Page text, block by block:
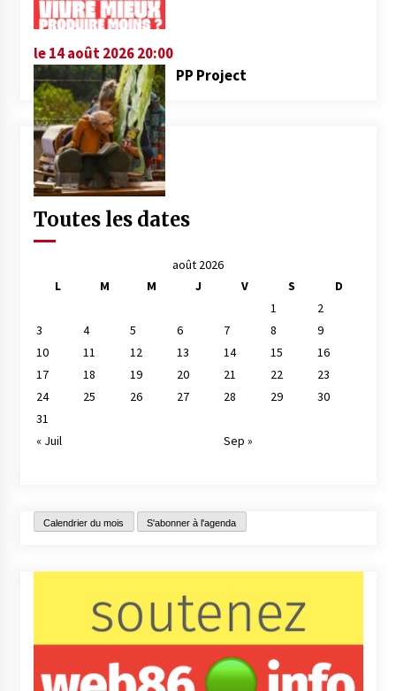
le 14 août 2026 20:00
PP Project
Toutes les dates
août 2026
L
M M J V S
D
1
2
3
4 5 6 7 8
9
10
11 12 13 14 15
16
17
18 19 20 21 22
23
24
25 26 27 28 29
30
31
« Juil
Sep »
Calendrier du mois S'abonner à l'agenda